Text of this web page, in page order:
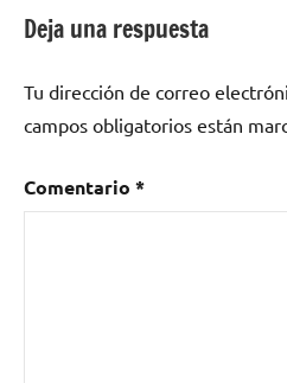
pop,
New
Raemon
Deja una respuesta
Tu dirección de correo
campos obligatorios están
Comentario *